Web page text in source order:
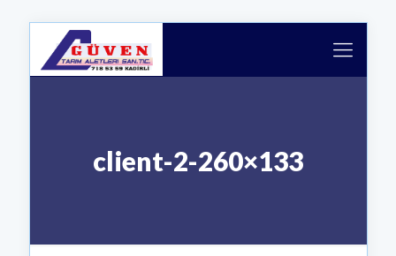
client-2-260×133